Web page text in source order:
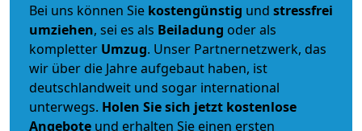
Bei uns können Sie kostengünstig und stressfrei
umziehen, sei es als Beiladung oder als
kompletter Umzug. Unser Partnernetzwerk, das
wir über die Jahre aufgebaut haben, ist
deutschlandweit und sogar international
unterwegs. Holen Sie sich jetzt kostenlose
Angebote und erhalten Sie einen ersten